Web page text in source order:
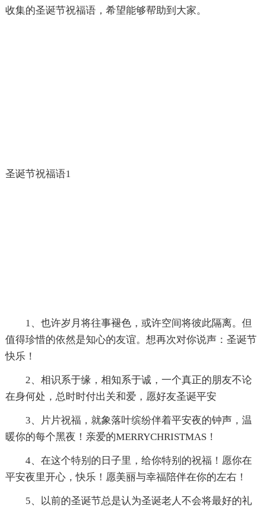
收集的圣诞节祝福语，希望能够帮助到大家。
圣诞节祝福语1
1、也许岁月将往事褪色，或许空间将彼此隔离。但
值得珍惜的依然是知心的友谊。想再次对你说声：圣诞节
快乐！
2、相识系于缘，相知系于诚，一个真正的朋友不论
在身何处，总时时付出关和爱，愿好友圣诞平安
3、片片祝福，就象落叶缤纷伴着平安夜的钟声，温
暖你的每个黑夜！亲爱的MERRYCHRISTMAS！
4、在这个特别的日子里，给你特别的祝福！愿你在
平安夜里开心，快乐！愿美丽与幸福陪伴在你的左右！
5、以前的圣诞节总是认为圣诞老人不会将最好的礼